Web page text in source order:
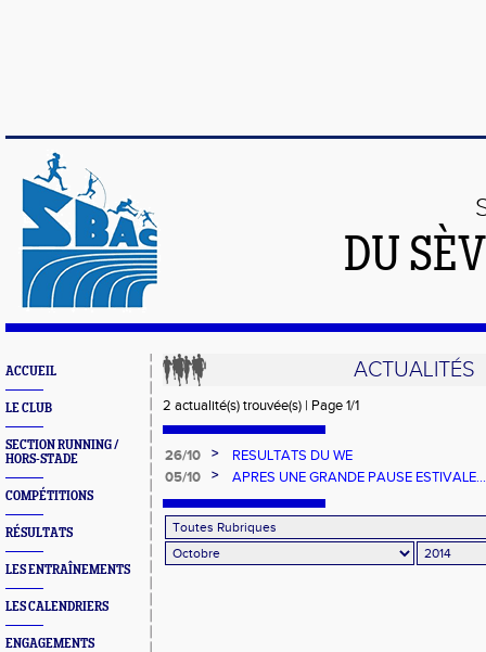
DU
ACCUEIL
LE CLUB
SECTION RUNNING /
HORS-STADE
COMPÉTITIONS
RÉSULTATS
LES ENTRAÎNEMENTS
LES CALENDRIERS
ENGAGEMENTS
ACTUALITÉS
2 actualité(s) trouvée(s) | Page 1/1
26/10 >
RESULTATS DU WE
05/10
>
APRES UNE GRANDE PAUSE